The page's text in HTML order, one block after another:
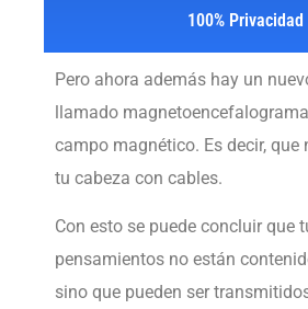
100% Privacidad
Pero ahora además hay un
llamado
campo magnético. Es decir, que
tu cabeza con cables.
Con esto se puede concluir que
pensamientos no están
sino que pueden ser